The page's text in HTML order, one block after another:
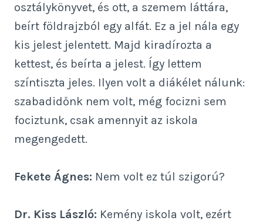
osztálykönyvet, és ott, a szemem láttára,
beírt földrajzból egy alfát. Ez a jel nála egy
kis jelest jelentett. Majd kiradírozta a
kettest, és beírta a jelest. Így lettem
színtiszta jeles. Ilyen volt a diákélet nálunk:
szabadidőnk nem volt, még focizni sem
fociztunk, csak amennyit az iskola
megengedett.
Fekete Ágnes: Nem volt ez túl szigorú?
Dr. Kiss László: Kemény iskola volt, ezért